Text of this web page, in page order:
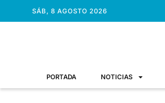
SÁB, 8 AGOSTO 2026
PORTADA NOTICIAS